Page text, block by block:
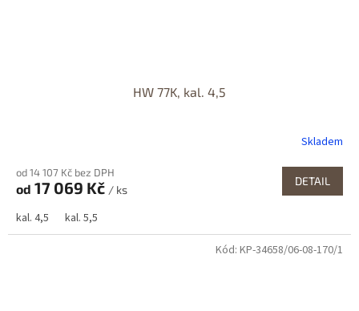
HW 77K, kal. 4,5
Skladem
od 14 107 Kč bez DPH
od 17 069 Kč / ks
DETAIL
kal. 4,5 kal. 5,5
Kód: KP-34658/06-08-170/1